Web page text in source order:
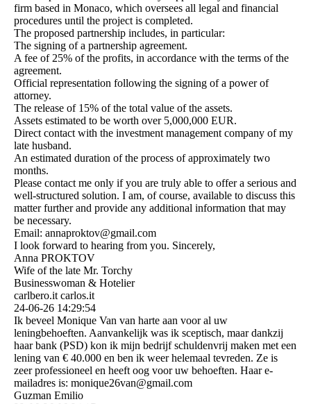
firm based in Monaco, which oversees all legal and financial
procedures until the project is completed.
The proposed partnership includes, in particular:
The signing of a partnership agreement.
A fee of 25% of the profits, in accordance with the terms of the
agreement.
Official representation following the signing of a power of
attorney.
The release of 15% of the total value of the assets.
Assets estimated to be worth over 5,000,000 EUR.
Direct contact with the investment management company of my
late husband.
An estimated duration of the process of approximately two
months.
Please contact me only if you are truly able to offer a serious and
well-structured solution. I am, of course, available to discuss this
matter further and provide any additional information that may
be necessary.
Email: annaproktov@gmail.com
I look forward to hearing from you. Sincerely,
Anna PROKTOV
Wife of the late Mr. Torchy
Businesswoman & Hotelier
carlbero.it carlos.it
24-06-26 14:29:54
Ik beveel Monique Van van harte aan voor al uw
leningbehoeften. Aanvankelijk was ik sceptisch, maar dankzij
haar bank (PSD) kon ik mijn bedrijf schuldenvrij maken met een
lening van € 40.000 en ben ik weer helemaal tevreden. Ze is
zeer professioneel en heeft oog voor uw behoeften. Haar e-
mailadres is: monique26van@gmail.com
Guzman Emilio